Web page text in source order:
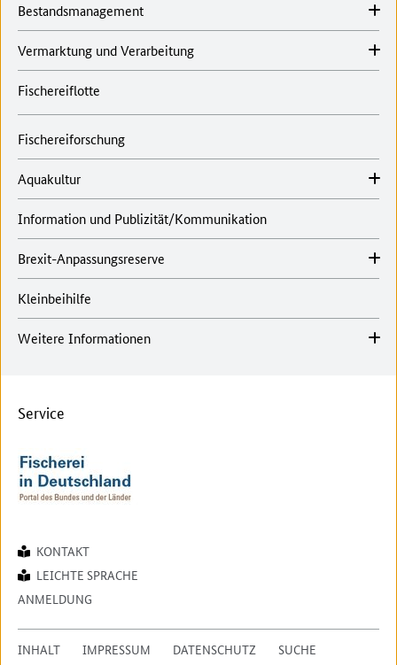
Bestandsmanagement
Vermarktung und Verarbeitung
Fischereiflotte
Fischereiforschung
Aquakultur
Information und Publizität/Kommunikation
Brexit-Anpassungsreserve
Kleinbeihilfe
Weitere Informationen
Service
KONTAKT
LEICHTE SPRACHE
ANMELDUNG
INHALT IMPRESSUM DATENSCHUTZ SUCHE